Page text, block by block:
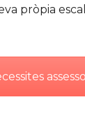
pròpia